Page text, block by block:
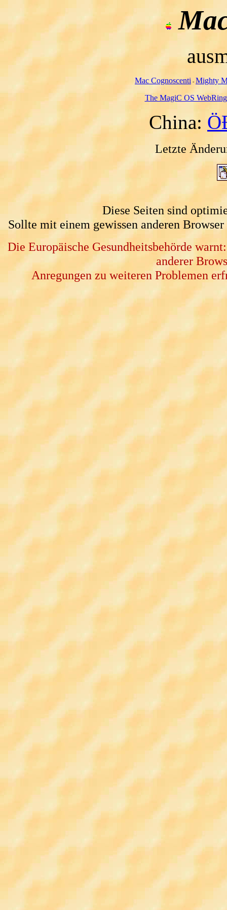
Mac Cognoscenti - Mighty
The MagiC OS WebRing
China:
Letzte
Diese Seiten sind
Sollte mit einem gewissen anderen
Die Europäische Gesundheitsbehörde
anderer
Anregungen zu weiteren Problemen